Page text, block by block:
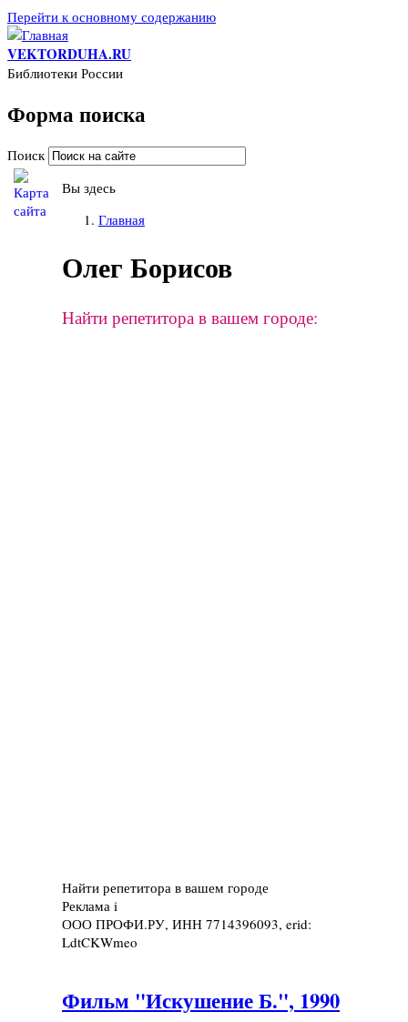
Перейти к основному содержанию
VEKTORDUHA.RU
Библиотеки России
Форма поиска
Поиск
Вы здесь
Главная
Олег Борисов
Найти репетитора в вашем городе:
Найти репетитора в вашем городе
Реклама i
ООО ПРОФИ.РУ, ИНН 7714396093, erid:
LdtCKWmeo
Фильм "Искушение Б.", 1990